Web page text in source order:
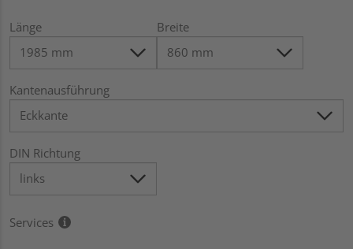
Länge Breite
Kantenausführung
DIN Richtung
Services